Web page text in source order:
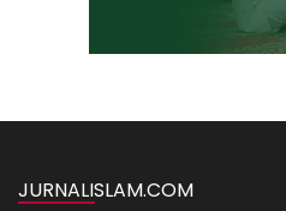
JURNALISLAM.COM